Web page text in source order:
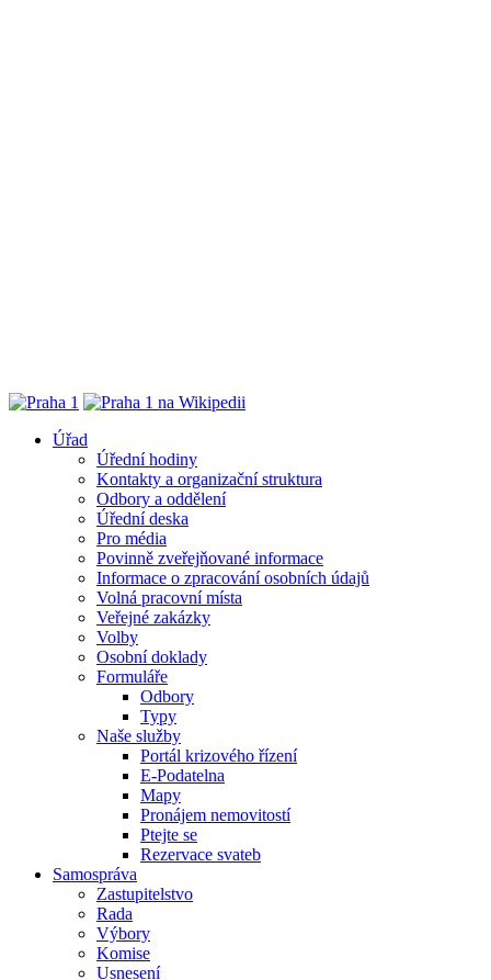
Úřad
Úřední hodiny
Kontakty a organizační struktura
Odbory a oddělení
Úřední deska
Pro média
Povinně zveřejňované informace
Informace o zpracování osobních údajů
Volná pracovní místa
Veřejné zakázky
Volby
Osobní doklady
Formuláře
Odbory
Typy
Naše služby
Portál krizového řízení
E-Podatelna
Mapy
Pronájem nemovitostí
Ptejte se
Rezervace svateb
Samospráva
Zastupitelstvo
Rada
Výbory
Komise
Usnesení